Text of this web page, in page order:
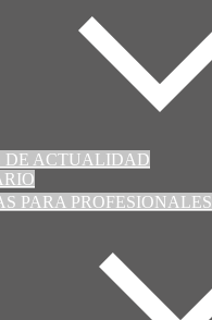
DE ACTUALIDAD
PARA PROFESIONALES